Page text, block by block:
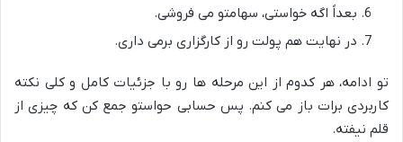
بعداً اگه خواستی، سهامتو می فروشی.
در نهایت هم پولت رو از کارگزاری برمی داری.
تو ادامه، هر کدوم از این مرحله ها رو با جزئیات کامل و کلی نکته
کاربردی برات باز می کنم. پس حسابی حواستو جمع کن که چیزی از
قلم نیفته.